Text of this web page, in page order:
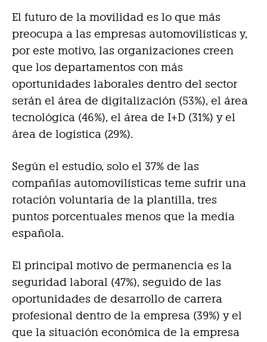
El futuro de la movilidad es lo que más
preocupa a las empresas automovilísticas y,
por este motivo, las organizaciones creen
que los departamentos con más
oportunidades laborales dentro del sector
serán el área de digitalización (53%), el área
tecnológica (46%), el área de I+D (31%) y el
área de logística (29%).
Según el estudio, solo el 37% de las
compañías automovilísticas teme sufrir una
rotación voluntaria de la plantilla, tres
puntos porcentuales menos que la media
española.
El principal motivo de permanencia es la
seguridad laboral (47%), seguido de las
oportunidades de desarrollo de carrera
profesional dentro de la empresa (39%) y el
que la situación económica de la empresa